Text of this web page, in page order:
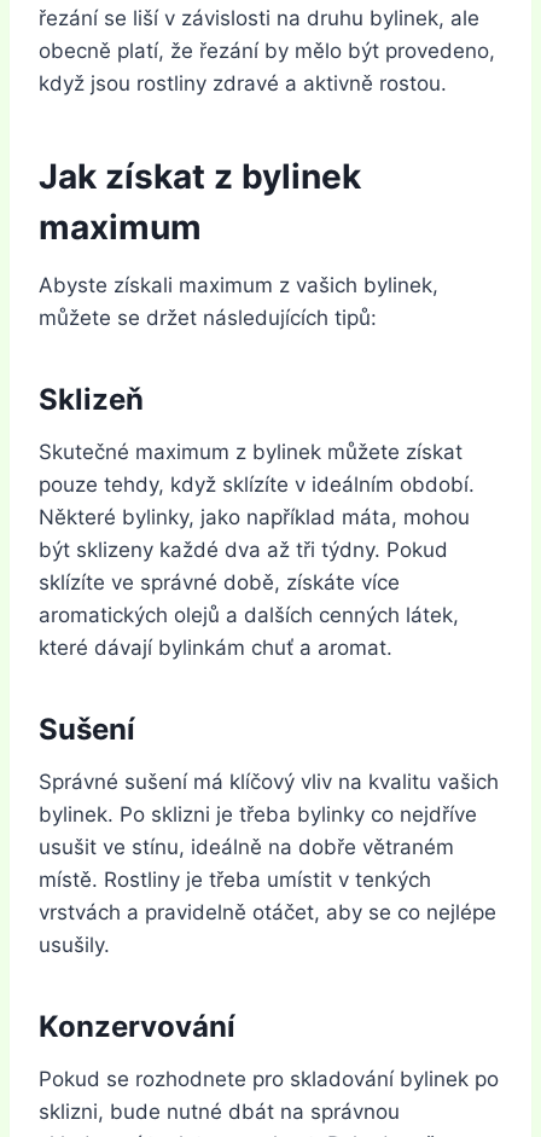
řezání se liší v závislosti na druhu bylinek, ale
obecně platí, že řezání by mělo být provedeno,
když jsou rostliny zdravé a aktivně rostou.
Jak získat z bylinek
maximum
Abyste získali maximum z vašich bylinek,
můžete se držet následujících tipů:
Sklizeň
Skutečné maximum z bylinek můžete získat
pouze tehdy, když sklízíte v ideálním období.
Některé bylinky, jako například máta, mohou
být sklizeny každé dva až tři týdny. Pokud
sklízíte ve správné době, získáte více
aromatických olejů a dalších cenných látek,
které dávají bylinkám chuť a aromat.
Sušení
Správné sušení má klíčový vliv na kvalitu vašich
bylinek. Po sklizni je třeba bylinky co nejdříve
usušit ve stínu, ideálně na dobře větraném
místě. Rostliny je třeba umístit v tenkých
vrstvách a pravidelně otáčet, aby se co nejlépe
usušily.
Konzervování
Pokud se rozhodnete pro skladování bylinek po
sklizni, bude nutné dbát na správnou